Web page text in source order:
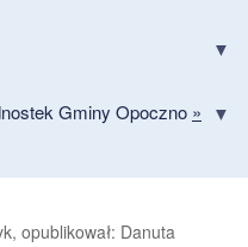
Gminy Opoczno »
opublikował: Danuta